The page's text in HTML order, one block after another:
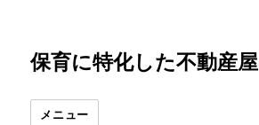
保育に特化した不動産
メニュー